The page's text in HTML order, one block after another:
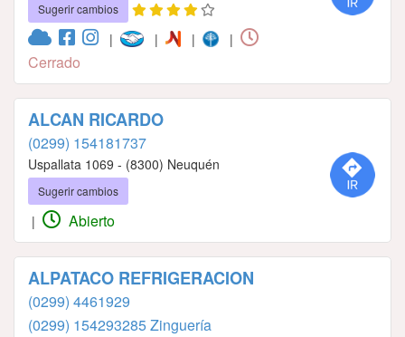
Sugerir cambios
| | | |
Cerrado
ALCAN RICARDO
(0299) 154181737
Uspallata 1069 - (8300) Neuquén
Sugerir cambios
| Abierto
ALPATACO REFRIGERACION
(0299) 4461929
(0299) 154293285 Zinguería